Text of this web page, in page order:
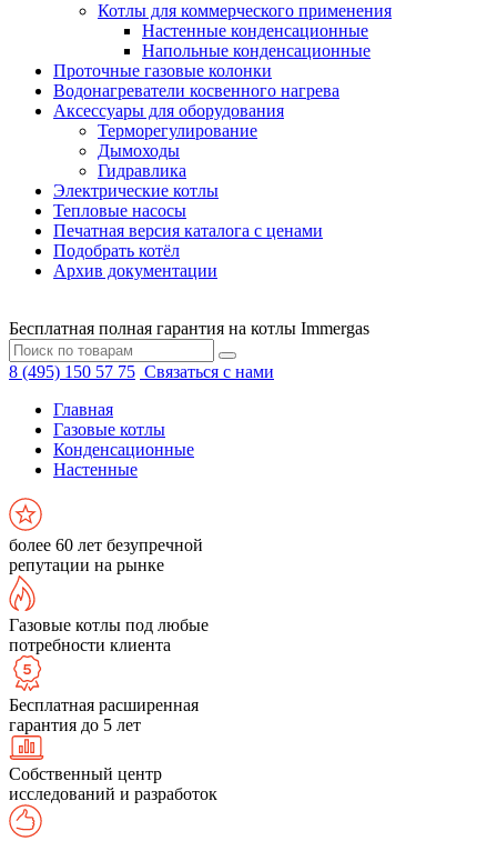
Котлы для коммерческого применения
Настенные конденсационные
Напольные конденсационные
Проточные газовые колонки
Водонагреватели косвенного нагрева
Аксессуары для оборудования
Терморегулирование
Дымоходы
Гидравлика
Электрические котлы
Тепловые насосы
Печатная версия каталога с ценами
Подобрать котёл
Архив документации
Бесплатная полная гарантия на котлы Immergas
8 (495) 150 57 75 Связаться с нами
Главная
Газовые котлы
Конденсационные
Настенные
более 60 лет безупречной
репутации на рынке
Газовые котлы под любые
потребности клиента
Бесплатная расширенная
гарантия до 5 лет
Собственный центр
исследований и разработок